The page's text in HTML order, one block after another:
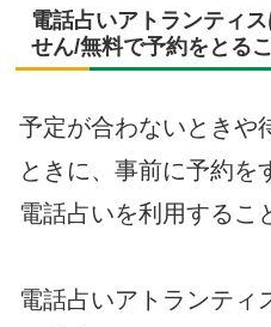
電話占いアトランティ
せん/無料で予約をとる
予定が合わないときや
ときに、事前に予約を
電話占いを利用するこ
電話占いアトランティ